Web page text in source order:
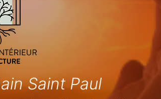
Saint Paul